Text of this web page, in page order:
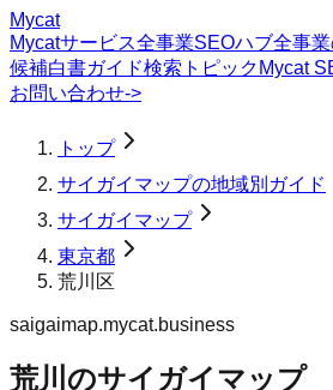
Mycat
Mycatサービス全事業SEOハブ全事
候補白書ガイド検索トピック Mycat
お問い合わせ->
トップ
サイガイマップの地域別ガイド
サイガイマップ
東京都
荒川区
saigaimap.mycat.business
荒川のサイガイマップ